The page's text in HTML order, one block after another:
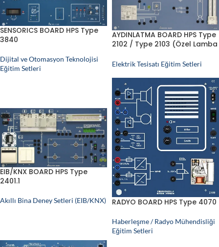
SENSORICS BOARD HPS Type
3840
Dijital ve Otomasyon Teknolojisi
Eğitim Setleri
AYDINLATMA BOARD HPS Type
2102 / Type 2103 (Özel Lamba
Elektrik Tesisatı Eğitim Setleri
EIB/KNX BOARD HPS Type
2401.1
Akıllı Bina Deney Setleri (EIB/KNX) RADYO BOARD HPS Type 4070
Haberleşme / Radyo Mühendisliği
Eğitim Setleri